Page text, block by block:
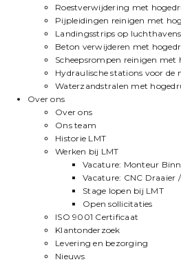
Roestverwijdering met
Pijpleidingen reinigen met
Landingsstrips op
Beton verwijderen met
Scheepsrompen reinigen met
Hydraulische stations voor de
Waterzandstralen met
Over ons
Over ons
Ons team
Historie LMT
Werken bij LMT
Vacature: Monteur
Vacature: CNC Draaier
Stage lopen bij LMT
Open sollicitaties
ISO 9001 Certificaat
Klantonderzoek
Levering en bezorging
Nieuws